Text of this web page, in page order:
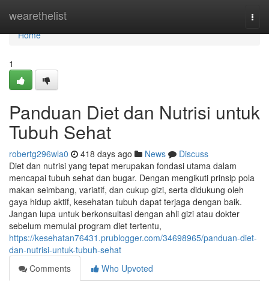
wearethelist
Home
Home
1
Panduan Diet dan Nutrisi untuk
Tubuh Sehat
robertg296wla0 418 days ago News
Discuss
Diet dan nutrisi yang tepat merupakan fondasi utama dalam
mencapai tubuh sehat dan bugar. Dengan mengikuti prinsip pola
makan seimbang, variatif, dan cukup gizi, serta didukung oleh
gaya hidup aktif, kesehatan tubuh dapat terjaga dengan baik.
Jangan lupa untuk berkonsultasi dengan ahli gizi atau dokter
sebelum memulai program diet tertentu,
https://kesehatan76431.prublogger.com/34698965/panduan-diet-
dan-nutrisi-untuk-tubuh-sehat
Comments
Who Upvoted